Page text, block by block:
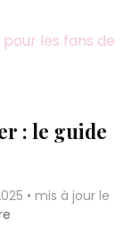
: le guide
• mis à jour le